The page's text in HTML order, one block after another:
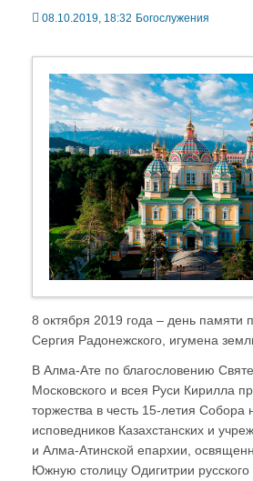
08.10.2019, 18:32 Богослужения
8 октября 2019 года – день памяти
Сергия Радонежского, игумена
В Алма-Ате по благословению
Московского и всея Руси Кирилла
торжества в честь 15-летия Собора
исповедников Казахстанских и
и Алма-Атинской епархии,
Южную столицу Одигитрии